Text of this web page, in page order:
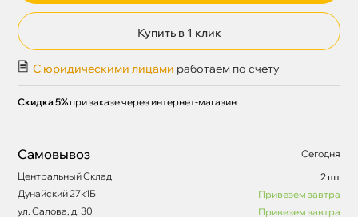
Купить в 1 клик
С юридическими лицами работаем по счету
Скидка 5% при заказе через интернет-магазин
Самовывоз
Сегодня
Центральный Склад
2 шт
Дунайский 27к1Б
Привезем завтра
ул. Салова, д. 30
Привезем завтра